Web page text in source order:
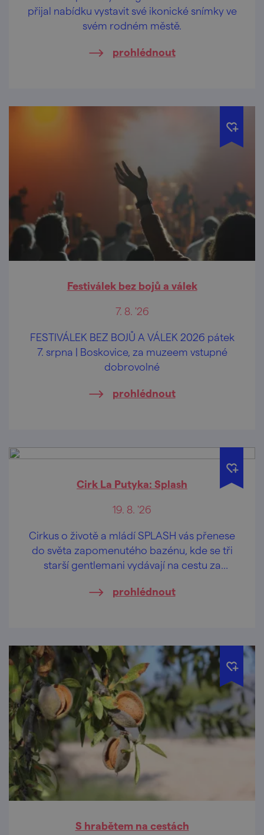
přijal nabídku vystavit své ikonické snímky ve
svém rodném městě.
prohlédnout
Festiválek bez bojů a válek
7. 8. '26
FESTIVÁLEK BEZ BOJŮ A VÁLEK 2026 pátek
7. srpna | Boskovice, za muzeem vstupné
dobrovolné
prohlédnout
Cirk La Putyka: Splash
19. 8. '26
Cirkus o životě a mládí SPLASH vás přenese
do světa zapomenutého bazénu, kde se tři
starší gentlemani vydávají na cestu za
každodenní rutinou ztratili schopnost vnímat
prohlédnout
S hrabětem na cestách